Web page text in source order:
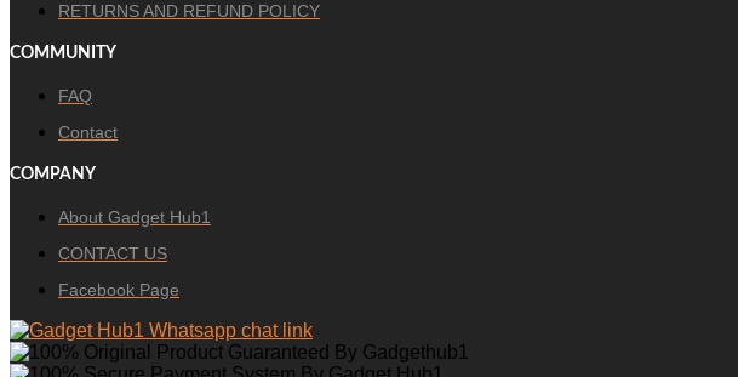
RETURNS AND REFUND POLICY
COMMUNITY
FAQ
Contact
COMPANY
About Gadget Hub1
CONTACT US
Facebook Page